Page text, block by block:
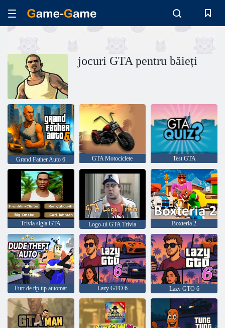
jocuri GTA pentru băieți
Grand Father Auto 6 GTA Motociclete Test GTA
Trivia sigla GTA Logo-ul GTA Trivia Boxteria 2
Furt de tip tip automat Lazy GTO 6 Lazy GTO 6